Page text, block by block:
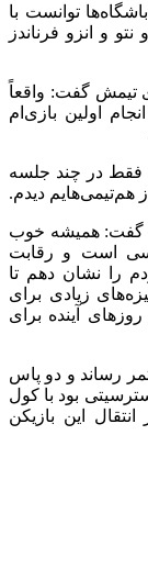
توانست با
و انزو فرناندز
تیمش گفت: واقعاً
اولین بازی‌ام
فقط در چند جلسه
هم‌تیمی‌هایم دیدم.
گفت: همیشه خوب
است و رقابت
را نشان دهم تا
زیادی برای
آینده برای
بازی لیگ برتر ۱۲ گل به ثمر رساند و دو پاس
منچسترسیتی بود با کول
این بازیکن